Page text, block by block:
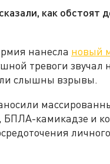
как обстоят
нанесла новый
тревоги звучал
слышны взрывы.
БПЛА-камикадзе и